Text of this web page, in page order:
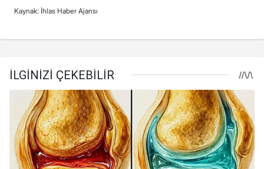
Kaynak: İhlas Haber Ajansı